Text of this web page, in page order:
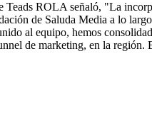
ROLA señaló, "La
de Saluda Media a lo
al equipo, hemos
de marketing, en la región.